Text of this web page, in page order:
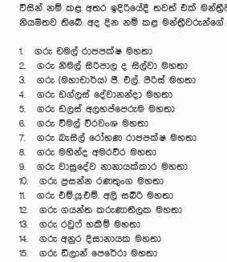
විසින් නම් කළ අතර ඉදිරියේදී තවත් එක්
නියමිතව තිබේ. අද දින නම් කළ මන්ත්‍රීවරුන්ගේ
1. ගරු චමල් රාජපක්ෂ මහතා
2. ගරු නිමල් සිරිපාල ද සිල්වා මහතා
3. ගරු (මහාචාර්ය) ජී. එල්. පීරිස් මහතා
4. ගරු ඩග්ලස් දේවානන්දා මහතා
5. ගරු ඩලස් අලහප්පෙරුම මහතා
6. ගරු විමල් වීරවංශ මහතා
7. ගරු බැසිල් රෝහණ රාජපක්ෂ මහතා
8. ගරු මහින්ද අමරවීර මහතා
9. ගරු වාසුදේව නානායක්කාර මහතා
10. ගරු ප්‍රසන්න රණතුංග මහතා
11. ගරු එම්.යූ.එම්. අලි සබ්රි මහතා
12. ගරු ගයන්ත කරුණාතිලක මහතා
13. ගරු රවුෆ් හකීම් මහතා
14. ගරු අනුර දිසානායක මහතා
15. ගරු ඩිලාන් පෙරේරා මහතා